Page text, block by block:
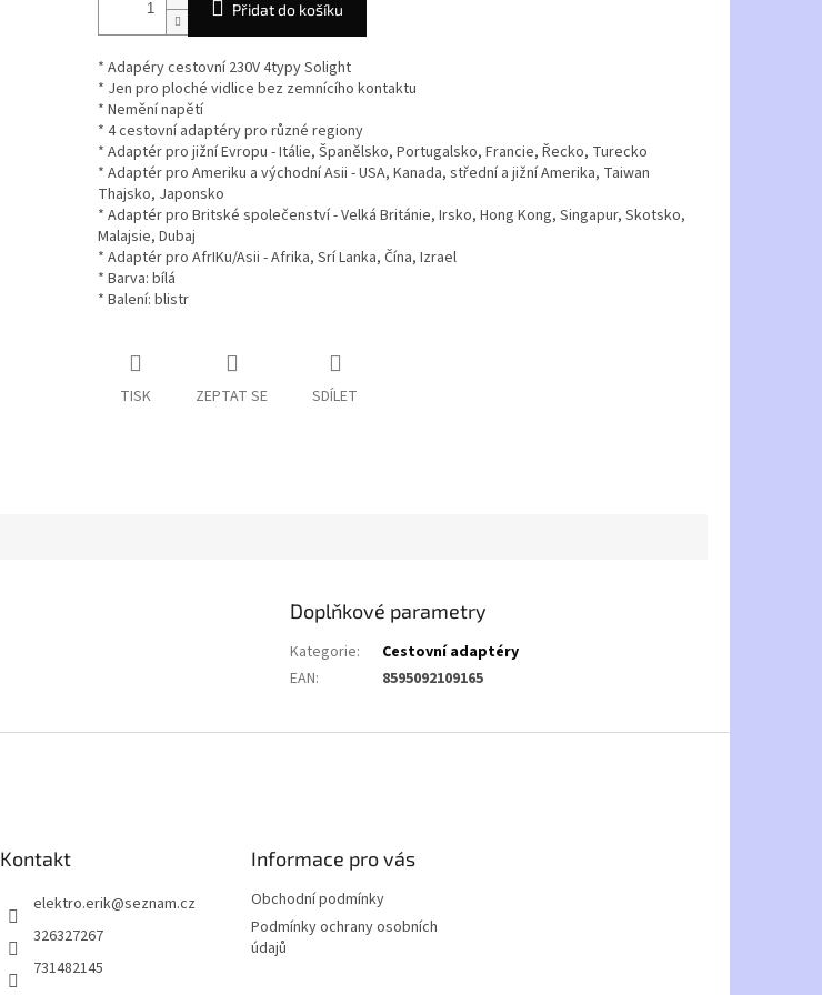
Přidat do košíku
* Adapéry cestovní 230V 4typy Solight
* Jen pro ploché vidlice bez zemnícího kontaktu
* Nemění napětí
* 4 cestovní adaptéry pro různé regiony
* Adaptér pro jižní Evropu - Itálie, Španělsko, Portugalsko, Francie, Řecko, Turecko
* Adaptér pro Ameriku a východní Asii - USA, Kanada, střední a jižní Amerika, Taiwan
Thajsko, Japonsko
* Adaptér pro Britské společenství - Velká Británie, Irsko, Hong Kong, Singapur, Skotsko,
Malajsie, Dubaj
* Adaptér pro AfrIKu/Asii - Afrika, Srí Lanka, Čína, Izrael
* Barva: bílá
* Balení: blistr
TISK ZEPTAT SE SDÍLET
Doplňkové parametry
Kategorie:
Cestovní adaptéry
EAN: 8595092109165
Kontakt
elektro.erik@seznam.cz
326327267
731482145
Informace pro vás
Obchodní podmínky
Podmínky ochrany osobních
údajů